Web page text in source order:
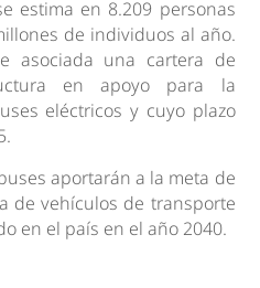
estima en 8.209 personas
de individuos al año.
asociada una cartera de
en apoyo para la
eléctricos y cuyo plazo
aportarán a la meta de
de vehículos de transporte
en el país en el año 2040.